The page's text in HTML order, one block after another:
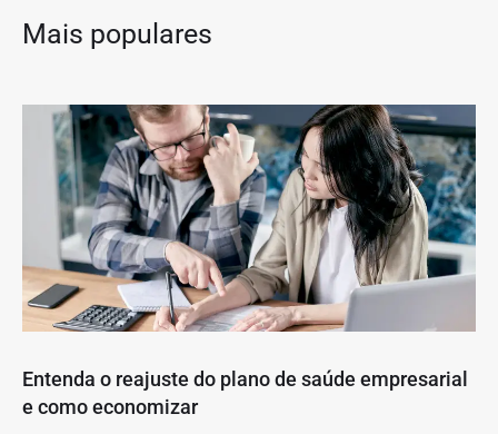
Mais populares
Entenda o reajuste do plano de saúde empresarial
e como economizar